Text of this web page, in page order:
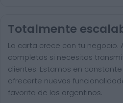
Totalmente
La carta crece con tu negocio.
completas si necesitas
clientes. Estamos en
ofrecerte nuevas
favorita de los argentinos.